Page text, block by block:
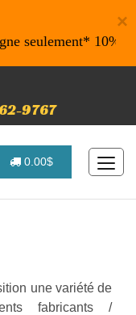
×
10% de
9767
0.00$
une variété de
fabricants /